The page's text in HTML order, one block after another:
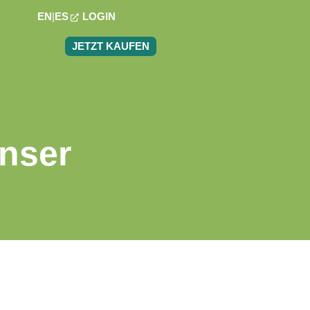
EN ES LOGIN
JETZT KAUFEN